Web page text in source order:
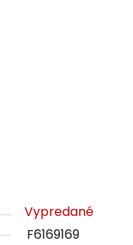
Vypredané
F6169169